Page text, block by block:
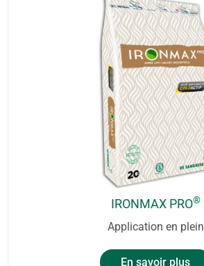
IRONMAX PRO®
Application en plein
En savoir plus